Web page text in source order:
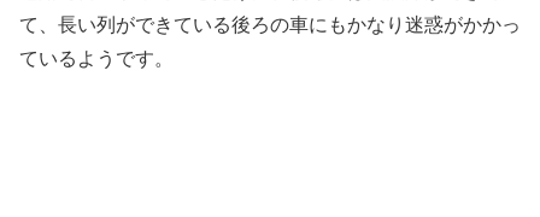
て、長い列ができている後ろの車にもかなり迷惑がかかっ
ているようです。